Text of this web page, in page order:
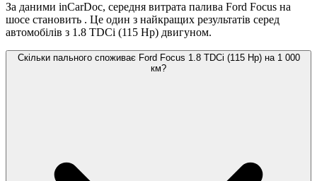
За даними inCarDoc, середня витрата палива Ford Focus на
шосе становить . Це один з найкращих результатів серед
автомобілів з 1.8 TDCi (115 Hp) двигуном.
Скільки пального споживає Ford Focus 1.8 TDCi (115 Hp) на 1 000
км?